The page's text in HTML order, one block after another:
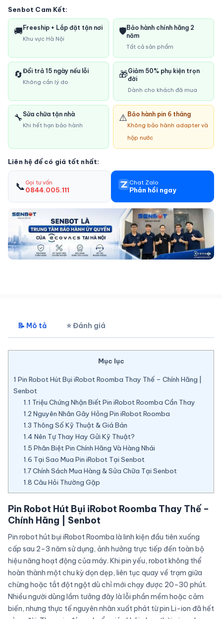
Senbot Cam Kết:
🚚 Freeship + Lắp đặt tận nơi
Khu vực Hà Nội
🛡️Bảo hành chính hãng 2
năm
Tất cả sản phẩm
🔄Đổi trả 15 ngày nếu lỗi
Không cần lý do
🎁Giảm 50% phụ kiện trọn
đời
Dành cho khách đã mua
🔧 Sửa chữa tận nhà
Khi hết hạn bảo hành
⚠️ Bảo hành pin 6 tháng
Không bảo hành adapter và
hộp nước
Liên hệ để có giá tốt nhất:
📞Gọi tư vấn
0844.005.111
Chat Zalo
Phản hồi ngay
📝 Mô tả ⭐ Đánh giá
Mục lục
1 Pin Robot Hút Bụi iRobot Roomba Thay Thế – Chính Hãng |
Senbot
1.1 Triệu Chứng Nhận Biết Pin iRobot Roomba Cần Thay
1.2 Nguyên Nhân Gây Hỏng Pin iRobot Roomba
1.3 Thông Số Kỹ Thuật & Giá Bán
1.4 Nên Tự Thay Hay Gửi Kỹ Thuật?
1.5 Phân Biệt Pin Chính Hãng Và Hàng Nhái
1.6 Tại Sao Mua Pin iRobot Tại Senbot
1.7Chính Sách Mua Hàng & Sửa Chữa Tại Senbot
1.8 Câu Hỏi Thường Gặp
Pin Robot Hút Bụi iRobot Roomba Thay Thế –
Chính Hãng | Senbot
Pin robot hút bụi iRobot Roomba là linh kiện đầu tiên xuống
cấp sau 2–3 năm sử dụng, ảnh hưởng trực tiếp đến toàn bộ
hiệu năng hoạt động của máy. Khi pin yếu, robot không thể
hoàn thành một chu kỳ dọn dẹp, liên tục quay về trạm giữa
chừng hoặc tắt đột ngột dù chỉ mới chạy được 20–30 phút.
Nhiều người dùng lầm tưởng đây là lỗi phần mềm hoặc cảm
biến, nhưng thực tế nguyên nhân xuất phát từ pin Li-ion đã hết